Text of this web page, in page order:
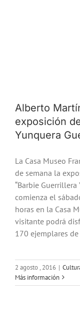
Alberto
exposición
Yunquera
La Casa Museo
de semana la
“Barbie Guerrillera
comienza el
horas en la Casa
visitante podrá
170 ejemplares
2 agosto , 2016 |
Más información